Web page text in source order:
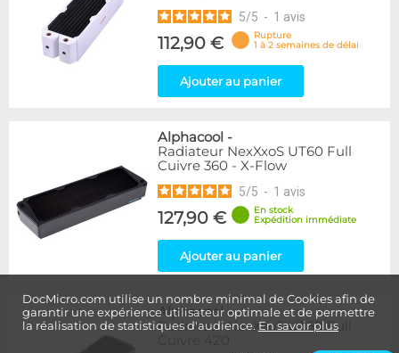
DocMicro.com utilise un nombre minimal de Cookies afin de
garantir une expérience utilisateur optimale et de permettre
la réalisation de statistiques d'audience. En savoir plus
5/5 - 1 avis
112,90 €
Rupture
1 à 2 semaines de délai
Ajouter au panier
Alphacool -
Radiateur NexXxoS UT60 Full
Cuivre 360 - X-Flow
5/5 - 1 avis
127,90 €
En stock
Expédition immédiate
Ajouter au panier
Alphacool-
Radiateur NexXxoS UT60 Full